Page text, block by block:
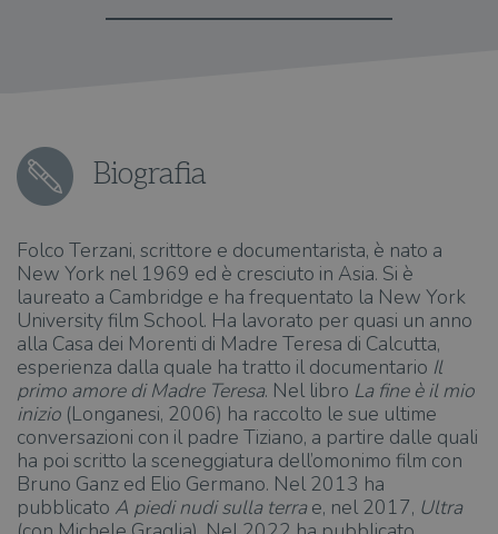
Biografia
Folco Terzani, scrittore e documentarista, è nato a
New York nel 1969 ed è cresciuto in Asia. Si è
laureato a Cambridge e ha frequentato la New York
University film School. Ha lavorato per quasi un anno
alla Casa dei Morenti di Madre Teresa di Calcutta,
esperienza dalla quale ha tratto il documentario Il
primo amore di Madre Teresa. Nel libro La fine è il mio
inizio (Longanesi, 2006) ha raccolto le sue ultime
conversazioni con il padre Tiziano, a partire dalle quali
ha poi scritto la sceneggiatura dell’omonimo film con
Bruno Ganz ed Elio Germano. Nel 2013 ha
pubblicato A piedi nudi sulla terrae, nel 2017, Ultra